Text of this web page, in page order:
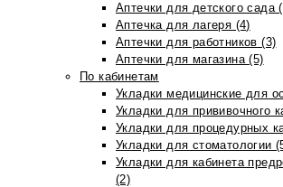
Аптечки для детского сада
Аптечка для лагеря (4)
Аптечки для работников (3)
Аптечки для магазина (5)
По кабинетам
Укладки медицинские для
Укладки для прививочного
Укладки для процедурных
Укладки для стоматологии
Укладки для кабинета
(2)